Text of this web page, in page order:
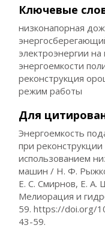
Ключевые
низконапорная
электроэнергии
энергоемкости
реконструкция
режим работы
Для
Энергоемкость
при
использованием
машин / Н. Ф.
Е. С. Смирнов, Е.
Мелиорация и
59. https://doi.org/
43-59.